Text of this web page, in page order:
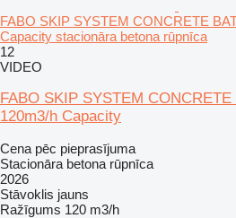
FABO SKIP SYSTEM CONCRETE
Capacity stacionāra betona rūpnīca
12
VIDEO
FABO SKIP SYSTEM
120m3/h Capacity
Cena pēc pieprasījuma
Stacionāra betona rūpnīca
2026
Stāvoklis jauns
Ražīgums 120 m3/h